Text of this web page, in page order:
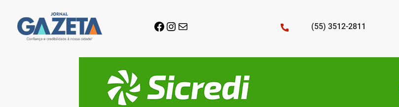
para
Facebook
Instagram
E-mail (55) 3512-2811